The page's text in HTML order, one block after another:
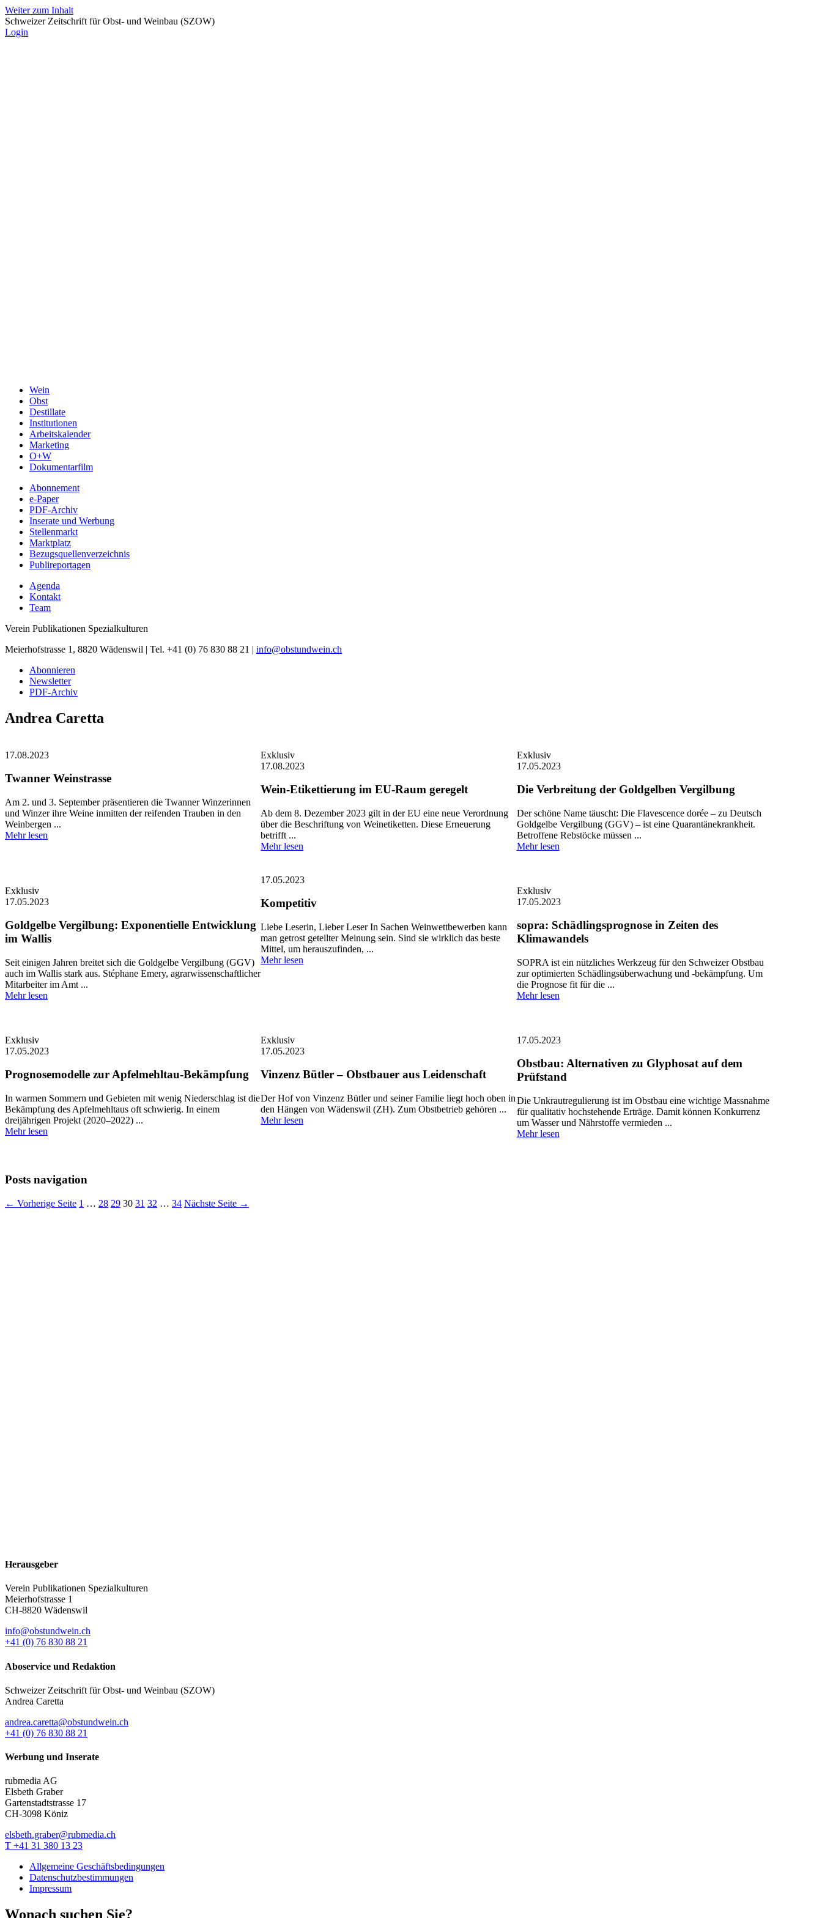
Weiter zum Inhalt
Schweizer Zeitschrift für Obst- und Weinbau (SZOW)
Login
Wein
Obst
Destillate
Institutionen
Arbeitskalender
Marketing
O+W
Dokumentarfilm
Abonnement
e-Paper
PDF-Archiv
Inserate und Werbung
Stellenmarkt
Marktplatz
Bezugsquellenverzeichnis
Publireportagen
Agenda
Kontakt
Team
Verein Publikationen Spezialkulturen
Meierhofstrasse 1, 8820 Wädenswil | Tel. +41 (0) 76 830 88 21 | info@obstundwein.ch
Abonnieren
Newsletter
PDF-Archiv
Andrea Caretta
17.08.2023
Twanner Weinstrasse
Am 2. und 3. September präsentieren die Twanner Winzerinnen
und Winzer ihre Weine inmitten der reifenden Trauben in den
Weinbergen ...
Mehr lesen
Exklusiv
17.08.2023
Wein-Etikettierung im EU-Raum geregelt
Ab dem 8. Dezember 2023 gilt in der EU eine neue Verordnung
über die Beschriftung von Weinetiketten. Diese Erneuerung
betrifft ...
Mehr lesen
Exklusiv
17.05.2023
Die Verbreitung der Goldgelben Vergilbung
Der schöne Name täuscht: Die Flavescence dorée – zu Deutsch
Goldgelbe Vergilbung (GGV) – ist eine Quarantänekrankheit.
Betroffene Rebstöcke müssen ...
Mehr lesen
Exklusiv
17.05.2023
Goldgelbe Vergilbung: Exponentielle Entwicklung
im Wallis
Seit einigen Jahren breitet sich die Goldgelbe Vergilbung (GGV)
auch im Wallis stark aus. Stéphane Emery, agrarwissenschaftlicher
Mitarbeiter im Amt ...
Mehr lesen
17.05.2023
Kompetitiv
Liebe Leserin, Lieber Leser In Sachen Weinwettbewerben kann
man getrost geteilter Meinung sein. Sind sie wirklich das beste
Mittel, um herauszufinden, ...
Mehr lesen
Exklusiv
17.05.2023
sopra: Schädlingsprognose in Zeiten des
Klimawandels
SOPRA ist ein nützliches Werkzeug für den Schweizer Obstbau
zur optimierten Schädlingsüberwachung und -bekämpfung. Um
die Prognose fit für die ...
Mehr lesen
Exklusiv
17.05.2023
Prognosemodelle zur Apfelmehltau-Bekämpfung
In warmen Sommern und Gebieten mit wenig Niederschlag ist die
Bekämpfung des Apfelmehltaus oft schwierig. In einem
dreijährigen Projekt (2020–2022) ...
Mehr lesen
Exklusiv
17.05.2023
Vinzenz Bütler – Obstbauer aus Leidenschaft
Der Hof von Vinzenz Bütler und seiner Familie liegt hoch oben in
den Hängen von Wädenswil (ZH). Zum Obstbetrieb gehören ...
Mehr lesen
17.05.2023
Obstbau: Alternativen zu Glyphosat auf dem
Prüfstand
Die Unkrautregulierung ist im Obstbau eine wichtige Massnahme
für qualitativ hochstehende Erträge. Damit können Konkurrenz
um Wasser und Nährstoffe vermieden ...
Mehr lesen
Posts navigation
← Vorherige Seite 1 … 28 29 30 31 32 … 34 Nächste Seite →
Herausgeber
Verein Publikationen Spezialkulturen
Meierhofstrasse 1
CH-8820 Wädenswil
info@obstundwein.ch
+41 (0) 76 830 88 21
Aboservice und Redaktion
Schweizer Zeitschrift für Obst- und Weinbau (SZOW)
Andrea Caretta
andrea.caretta@obstundwein.ch
+41 (0) 76 830 88 21
Werbung und Inserate
rubmedia AG
Elsbeth Graber
Gartenstadtstrasse 17
CH-3098 Köniz
elsbeth.graber@rubmedia.ch
T +41 31 380 13 23
Allgemeine Geschäftsbedingungen
Datenschutzbestimmungen
Impressum
Wonach suchen Sie?